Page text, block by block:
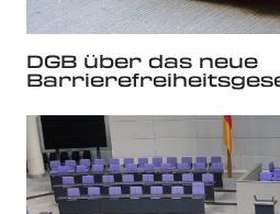
DGB über das neue